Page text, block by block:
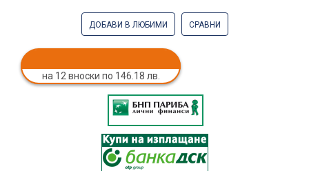
ДОБАВИ В ЛЮБИМИ СРАВНИ
на 12 вноски по 146.18 лв.